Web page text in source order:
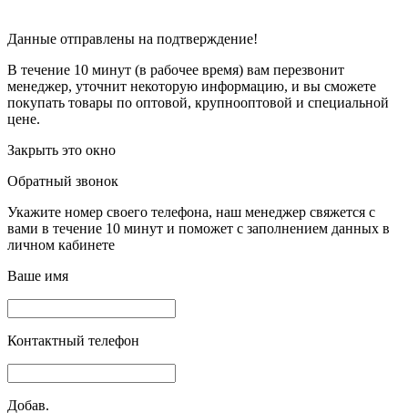
Данные отправлены на подтверждение!
В течение 10 минут (в рабочее время) вам перезвонит
менеджер, уточнит некоторую информацию, и вы сможете
покупать товары по оптовой, крупнооптовой и специальной
цене.
Закрыть это окно
Обратный звонок
Укажите номер своего телефона, наш менеджер свяжется с
вами в течение 10 минут и поможет с заполнением данных в
личном кабинете
Ваше имя
Контактный телефон
Добав.